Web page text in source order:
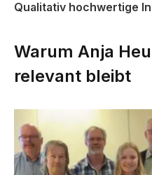
Qualitativ hochwertige
Warum Anja
relevant bleibt